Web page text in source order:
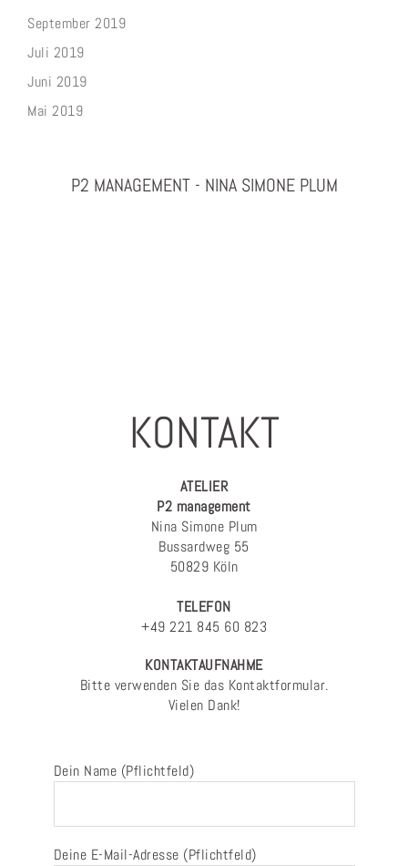
September 2019
Juli 2019
Juni 2019
Mai 2019
P2 MANAGEMENT - NINA SIMONE PLUM
KONTAKT
ATELIER
P2 management
Nina Simone Plum
Bussardweg 55
50829 Köln
TELEFON
+49 221 845 60 823
KONTAKTAUFNAHME
Bitte verwenden Sie das Kontaktformular.
Vielen Dank!
Dein Name (Pflichtfeld)
Deine E-Mail-Adresse (Pflichtfeld)